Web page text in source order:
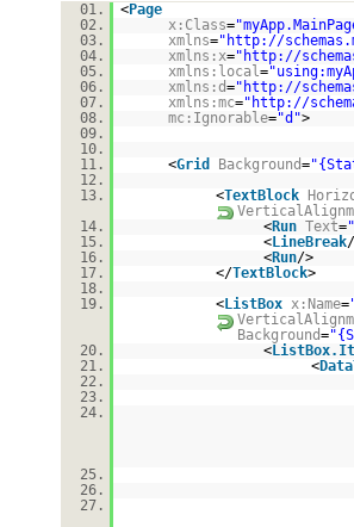
01. <Page
02.
x:Class=
03.
xmlns=" http://
04.
xmlns:x=" http://
05.
xmlns:local=
06.
xmlns:d=" http://
07.
xmlns:mc=" http://
08.
mc:Ignorable="d">
09.
10.
11.
<Grid Background=
12.
13.
<TextBlock
14.
<Run Text=
15.
<LineBreak
16.
<Run/>
17.
</TextBlock>
18.
19.
<ListBox x:Name=
Background=
20.
<
21.
<
22.
23.
24.
25.
26.
27.